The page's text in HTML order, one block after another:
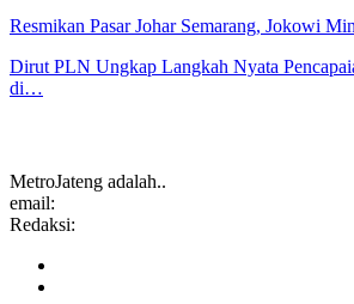
Resmikan Pasar Johar Semarang, Jokowi
Dirut PLN Ungkap Langkah Nyata
di…
MetroJateng adalah..
email:
Redaksi: